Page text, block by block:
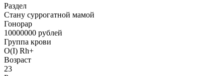
Раздел
Cтану суррогатной мамой
Гонoрар
10000000 рублей
Группа крови
O(I) Rh+
Возраст
23